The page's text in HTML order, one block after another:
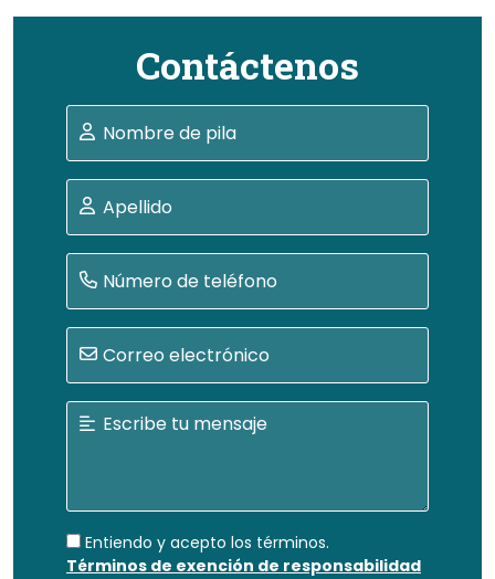
Contáctenos
Entiendo y acepto los términos.
Términos de exención de responsabilidad